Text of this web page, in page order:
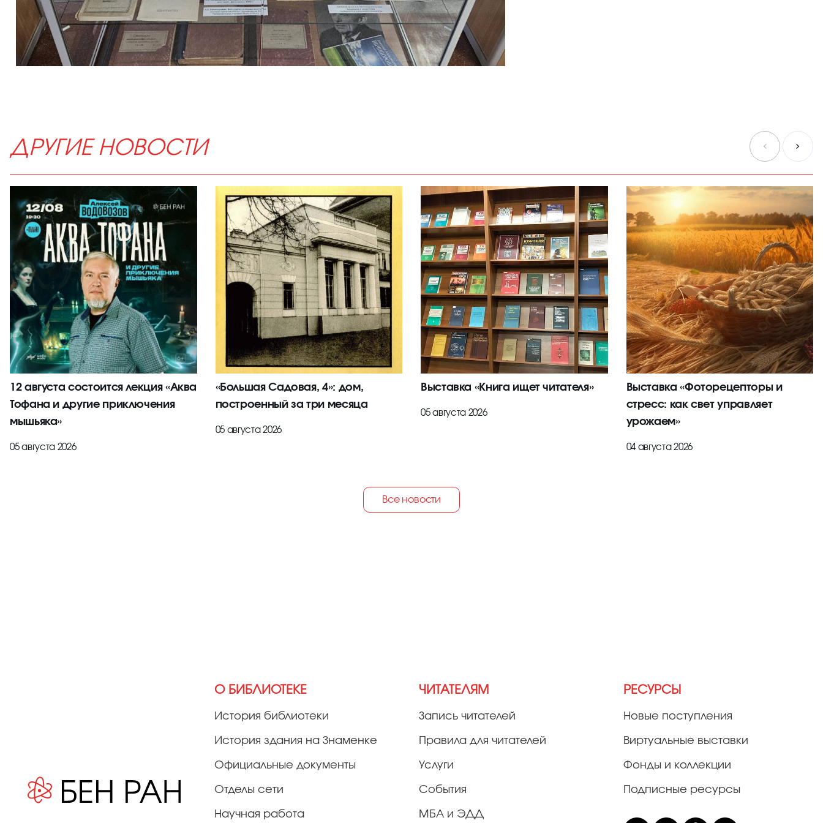
ДРУГИЕ НОВОСТИ
12 августа состоится лекция «Аква
Тофана и другие приключения
мышьяка»
05 августа 2026
«Большая Садовая, 4»: дом,
построенный за три месяца
05 августа 2026
Выставка «Книга ищет читателя»
05 августа 2026
Выставка «Фоторецепторы и
стресс: как свет управляет
урожаем»
04 августа 2026
Все новости
О БИБЛИОТЕКЕ
История библиотеки
История здания на Знаменке
Официальные документы
Отделы сети
Научная работа
ЧИТАТЕЛЯМ
Запись читателей
Правила для читателей
Услуги
События
МБА и ЭДД
РЕСУРСЫ
Новые поступления
Виртуальные выставки
Фонды и коллекции
Подписные ресурсы